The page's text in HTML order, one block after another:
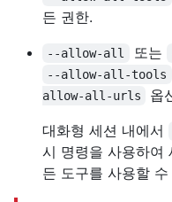
든 권한.
--allow-all 또는
--allow-all-tools
allow-all-urls
옵
대화형 세션 내에서
시 명령을 사용하여
든 도구를 사용할